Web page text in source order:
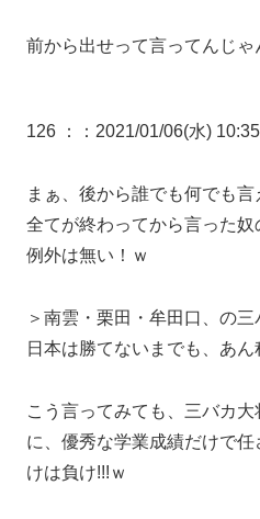
前から出せって言ってんじゃ
126 ： ：2021/01/06(水)
まぁ、後から誰でも何でも
全てが終わってから言った奴
例外は無い！ｗ
＞南雲・栗田・牟田口、の三
日本は勝てないまでも、あん
こう言ってみても、三バカ
に、優秀な学業成績だけで
けは負け!!!ｗ